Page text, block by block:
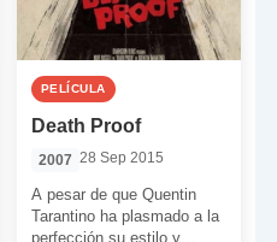
PELÍCULA
Death Proof
2007 28 Sep 2015
A pesar de que Quentin
Tarantino ha plasmado a la
perfección su estilo y